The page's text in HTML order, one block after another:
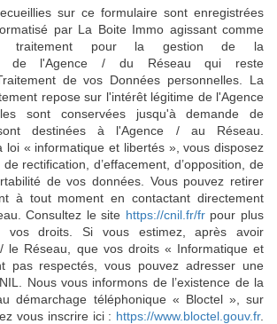
sur ce formulaire sont enregistrées
par La Boite Immo agissant comme
traitement pour la gestion de la
de l'Agence / du Réseau qui reste
de vos Données personnelles. La
repose sur l'intérêt légitime de l'Agence
sont conservées jusqu'à demande de
destinées à l'Agence / au Réseau.
loi « informatique et libertés », vous disposez
rectification, d’effacement, d’opposition, de
de vos données. Vous pouvez retirer
à tout moment en contactant directement
Consultez le site https://cnil.fr/frpour plus
vos droits. Si vous estimez, après avoir
le Réseau, que vos droits « Informatique et
pas respectés, vous pouvez adresser une
Nous vous informons de l’existence de la
démarchage téléphonique « Bloctel », sur
vous inscrire ici : https://www.bloctel.gouv.fr.